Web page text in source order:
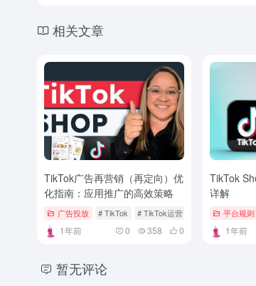
相关文章
TikTok广告再营销（再定向）优
化指南：应用推广的高效策略
广告投放 # TikTok # TikTok运营
1年前 0 358 0
TikTok
详解
平台规则
1年前
暂无评论